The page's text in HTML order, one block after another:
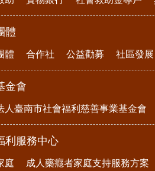
體
體 合作社 公益勸募 社區發展
金會
人臺南市社會福利慈善事業基金會
利服務中心
庭 成人藥癮者家庭支持服務方案